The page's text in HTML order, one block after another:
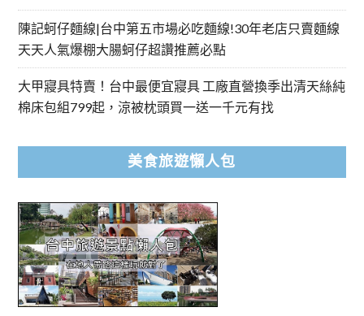
陳記蚵仔麵線|台中第五市場必吃麵線!30年老店只賣麵線
天天人氣爆棚大腸蚵仔超讚推薦必點
大甲寢具特賣！台中最便宜寢具 工廠直營換季出清天絲純
棉床包組799起，涼被枕頭買一送一千元有找
美食旅遊懶人包